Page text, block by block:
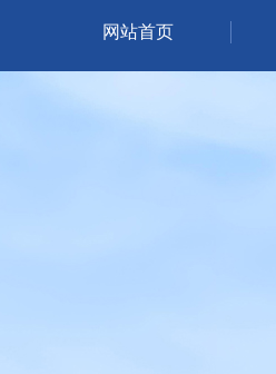
网站首页